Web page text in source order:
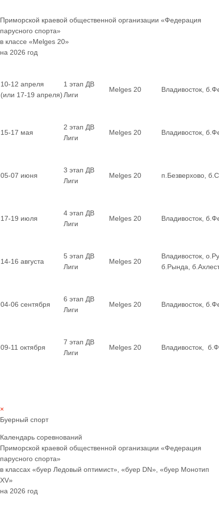
Приморской краевой общественной организации «Федерация
парусного спорта»
в классе «Melges 20»
на 2026 год
10-12 апреля
(или 17-19 апреля)
1 этап ДВ
Лиги
Melges 20 Владивосток,
15-17 мая
2 этап ДВ
Лиги
Melges 20 Владивосток,
05-07 июня
3 этап ДВ
Лиги
Melges 20 п.Безверхово,
17-19 июля
4 этап ДВ
Лиги
Melges 20 Владивосток,
14-16 августа
5 этап ДВ
Лиги
Melges 20
Владивосток,
б.Рында,
04-06 сентября
6 этап ДВ
Лиги
Melges 20 Владивосток,
09-11 октября
7 этап ДВ
Лиги
Melges 20 Владивосток,
×
Буерный спорт
Календарь соревнований
Приморской краевой общественной организации «Федерация
парусного спорта»
в классах «буер Ледовый оптимист», «буер DN», «буер Монотип
XV»
на 2026 год